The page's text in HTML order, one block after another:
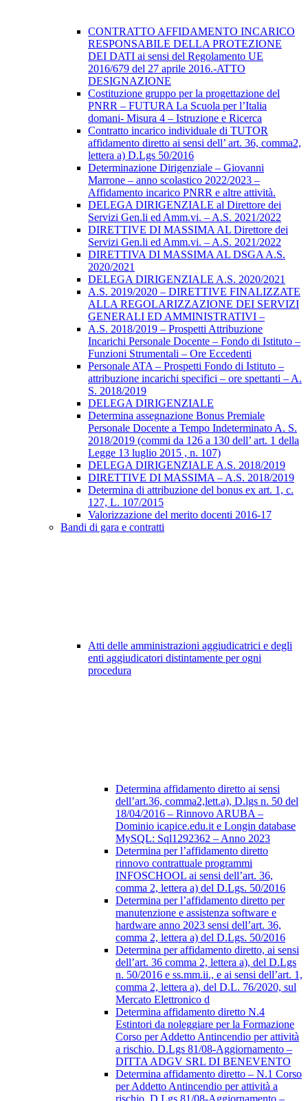
CONTRATTO AFFIDAMENTO INCARICO
RESPONSABILE DELLA PROTEZIONE
DEI DATI ai sensi del Regolamento UE
2016/679 del 27 aprile 2016.-ATTO
DESIGNAZIONE
Costituzione gruppo per la progettazione del
PNRR – FUTURA La Scuola per l’Italia
domani- Misura 4 – Istruzione e Ricerca
Contratto incarico individuale di TUTOR
affidamento diretto ai sensi dell’ art. 36, comma2,
lettera a) D.Lgs 50/2016
Determinazione Dirigenziale – Giovanni
Marrone – anno scolastico 2022/2023 –
Affidamento incarico PNRR e altre attività.
DELEGA DIRIGENZIALE al Direttore dei
Servizi Gen.li ed Amm.vi. – A.S. 2021/2022
DIRETTIVE DI MASSIMA AL Direttore dei
Servizi Gen.li ed Amm.vi. – A.S. 2021/2022
DIRETTIVA DI MASSIMA AL DSGA A.S.
2020/2021
DELEGA DIRIGENZIALE A.S. 2020/2021
A.S. 2019/2020 – DIRETTIVE FINALIZZATE
ALLA REGOLARIZZAZIONE DEI SERVIZI
GENERALI ED AMMINISTRATIVI –
A.S. 2018/2019 – Prospetti Attribuzione
Incarichi Personale Docente – Fondo di Istituto –
Funzioni Strumentali – Ore Eccedenti
Personale ATA – Prospetti Fondo di Istituto –
attribuzione incarichi specifici – ore spettanti – A.
S. 2018/2019
DELEGA DIRIGENZIALE
Determina assegnazione Bonus Premiale
Personale Docente a Tempo Indeterminato A. S.
2018/2019 (commi da 126 a 130 dell’ art. 1 della
Legge 13 luglio 2015 , n. 107)
DELEGA DIRIGENZIALE A.S. 2018/2019
DIRETTIVE DI MASSIMA – A.S. 2018/2019
Determina di attribuzione del bonus ex art. 1, c.
127, L. 107/2015
Valorizzazione del merito docenti 2016-17
Bandi di gara e contratti
Atti delle amministrazioni aggiudicatrici e degli
enti aggiudicatori distintamente per ogni
procedura
Determina affidamento diretto ai sensi
dell’art.36, comma2,lett.a), D.lgs n. 50 del
18/04/2016 – Rinnovo ARUBA –
Dominio icapice.edu.it e Longin database
MySQL: Sql1292362 – Anno 2023
Determina per l’affidamento diretto
rinnovo contrattuale programmi
INFOSCHOOL ai sensi dell’art. 36,
comma 2, lettera a) del D.Lgs. 50/2016
Determina per l’affidamento diretto per
manutenzione e assistenza software e
hardware anno 2023 sensi dell’art. 36,
comma 2, lettera a) del D.Lgs. 50/2016
Determina per affidamento diretto, ai sensi
dell’art. 36 comma 2, lettera a), del D.Lgs
n. 50/2016 e ss.mm.ii., e ai sensi dell’art. 1,
comma 2, lettera a), del D.L. 76/2020, sul
Mercato Elettronico d
Determina affidamento diretto N.4
Estintori da noleggiare per la Formazione
Corso per Addetto Antincendio per attività
a rischio. D.Lgs 81/08-Aggiornamento –
DITTA ADGV SRL DI BENEVENTO
Determina affidamento diretto – N.1 Corso
per Addetto Antincendio per attività a